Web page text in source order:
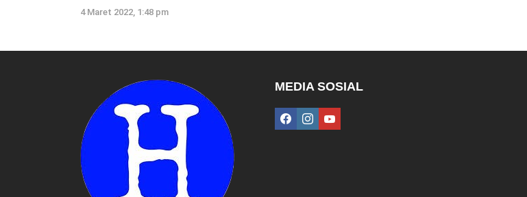
4 Maret 2022, 1:48 pm
MEDIA SOSIAL
facebookinstagramyoutube